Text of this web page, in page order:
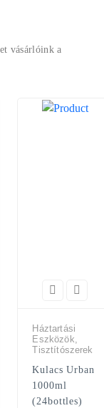
vásárlóink a
Háztartási
Eszközök,
Tisztítószerek
Kulacs Urban
1000ml
(24bottles)